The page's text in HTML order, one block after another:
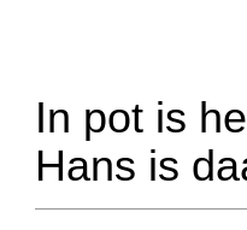
In pot is
Hans is